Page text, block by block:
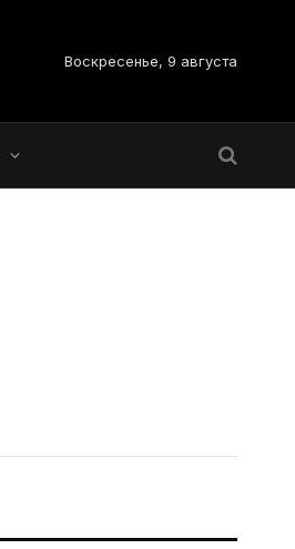
Воскресенье, 9 августа